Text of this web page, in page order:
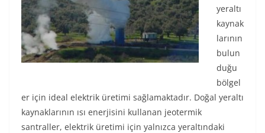
yeraltı
kaynak
larının
bulun
duğu
bölgel
er için ideal elektrik üretimi sağlamaktadır. Doğal yeraltı
kaynaklarının ısı enerjisini kullanan jeotermik
santraller, elektrik üretimi için yalnızca yeraltındaki